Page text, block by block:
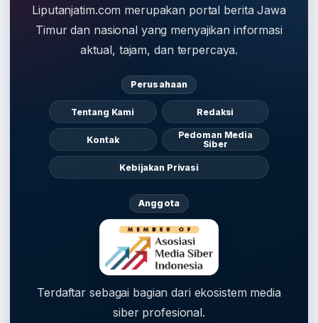
Liputanjatim.com merupakan portal berita Jawa
Timur dan nasional yang menyajikan informasi
aktual, tajam, dan terpercaya.
Perusahaan
Tentang Kami Redaksi
Kontak
Pedoman Media
Siber
Kebijakan Privasi
Anggota
Terdaftar sebagai bagian dari ekosistem media
siber profesional.